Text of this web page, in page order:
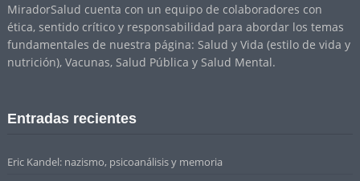
MiradorSalud cuenta con un equipo de colaboradores con
ética, sentido crítico y responsabilidad para abordar los temas
fundamentales de nuestra página: Salud y Vida (estilo de vida y
nutrición), Vacunas, Salud Pública y Salud Mental.
Entradas recientes
Eric Kandel: nazismo, psicoanálisis y memoria